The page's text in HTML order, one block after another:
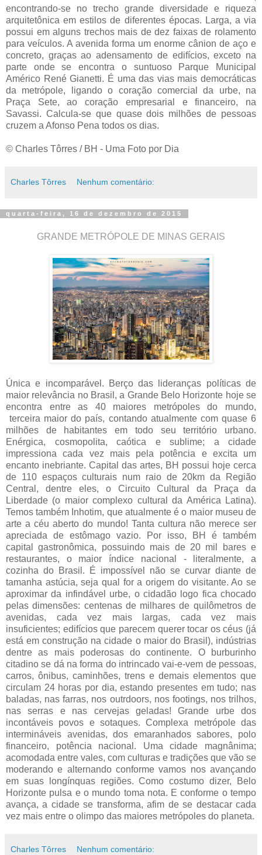
encontrando-se no trecho grande diversidade e riqueza
arquitetônica em estilos de diferentes épocas. Larga, a via
possui em alguns trechos mais de dez faixas de rolamento
para veículos. A avenida forma um enorme cânion de aço e
concreto, graças ao adensamento de edifícios, exceto na
parte onde se encontra o suntuoso Parque Municipal
Américo René Gianetti. É uma das vias mais democráticas
da metrópole, ligando o coração comercial da urbe, na
Praça Sete, ao coração empresarial e financeiro, na
Savassi. Calcula-se que quase dois milhões de pessoas
cruzem a Afonso Pena todos os dias.
© Charles Tôrres / BH - Uma Foto por Dia
Charles Tôrres Nenhum comentário:
quarta-feira, 16 de dezembro de 2015
GRANDE METRÓPOLE DE MINAS GERAIS
Única e incomparável. Berço das lideranças políticas de
maior relevância no Brasil, a Grande Belo Horizonte hoje se
encontra entre as 40 maiores metrópoles do mundo,
terceira maior do país, contando atualmente com quase 6
milhões de habitantes em todo seu território urbano.
Enérgica, cosmopolita, caótica e sublime; a cidade
impressiona cada vez mais pela potência e excita um
encanto inebriante. Capital das artes, BH possui hoje cerca
de 110 espaços culturais num raio de 20km da Região
Central, dentre eles, o Circuito Cultural da Praça da
Liberdade (o maior complexo cultural da América Latina).
Temos também Inhotim, que atualmente é o maior museu de
arte a céu aberto do mundo! Tanta cultura não merece ser
apreciada de estômago vazio. Por isso, BH é também
capital gastronômica, possuindo mais de 20 mil bares e
restaurantes, o maior índice nacional - literalmente, a
cozinha do Brasil. É impossível não se curvar diante de
tamanha astúcia, seja qual for a origem do visitante. Ao se
aproximar da infindável urbe, o cidadão logo fica chocado
pelas dimensões: centenas de milhares de quilômetros de
avenidas, cada vez mais largas, cada vez mais
insuficientes; edifícios que parecem querer tocar os céus (já
está em construção na cidade o maior do Brasil), indústrias
dentre as mais poderosas do continente. O burburinho
citadino se dá na forma do intrincado vai-e-vem de pessoas,
carros, ônibus, caminhões, trens e demais elementos que
circulam 24 horas por dia, estando presentes em tudo; nas
baladas, nas farras, nos outrdoors, nos footings, nos trilhos,
nas serras e nas cervejas geladas! Grande urbe dos
incontáveis povos e sotaques. Complexa metrópole das
intermináveis avenidas, dos emaranhados sabores, polo
financeiro, potência nacional. Uma cidade magnânima;
acomodada entre vales, com culturas e tradições que vão se
moderando e alternando conforme vamos nos avançando
em suas longínquas regiões. Como costumo dizer, Belo
Horizonte pulsa e o mundo toma nota. E conforme o tempo
avança, a cidade se transforma, afim de se destacar cada
vez mais entre o olimpo das maiores metrópoles do planeta.
Charles Tôrres Nenhum comentário: